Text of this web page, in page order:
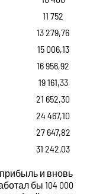
11 752
13 279,76
15 006,13
16 956,92
19 161,33
21 652,30
24 467,10
27 647,82
31 242,03
и вновь
бы 104 000